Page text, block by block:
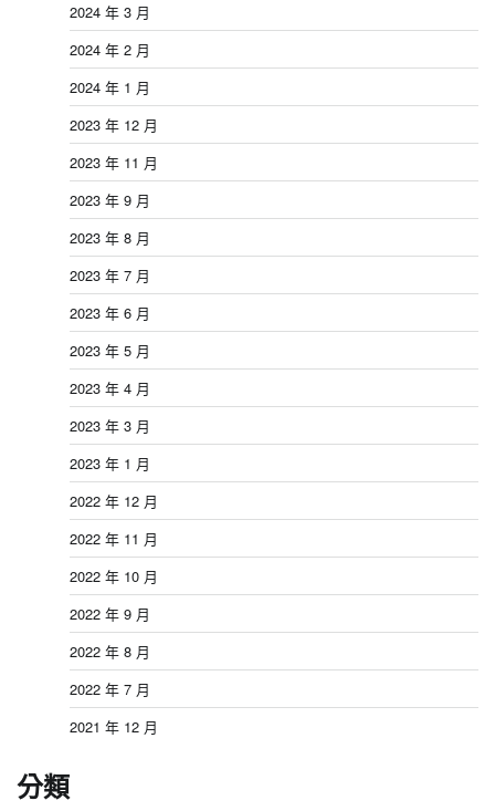
2024 年 3 月
2024 年 2 月
2024 年 1 月
2023 年 12 月
2023 年 11 月
2023 年 9 月
2023 年 8 月
2023 年 7 月
2023 年 6 月
2023 年 5 月
2023 年 4 月
2023 年 3 月
2023 年 1 月
2022 年 12 月
2022 年 11 月
2022 年 10 月
2022 年 9 月
2022 年 8 月
2022 年 7 月
2021 年 12 月
分類